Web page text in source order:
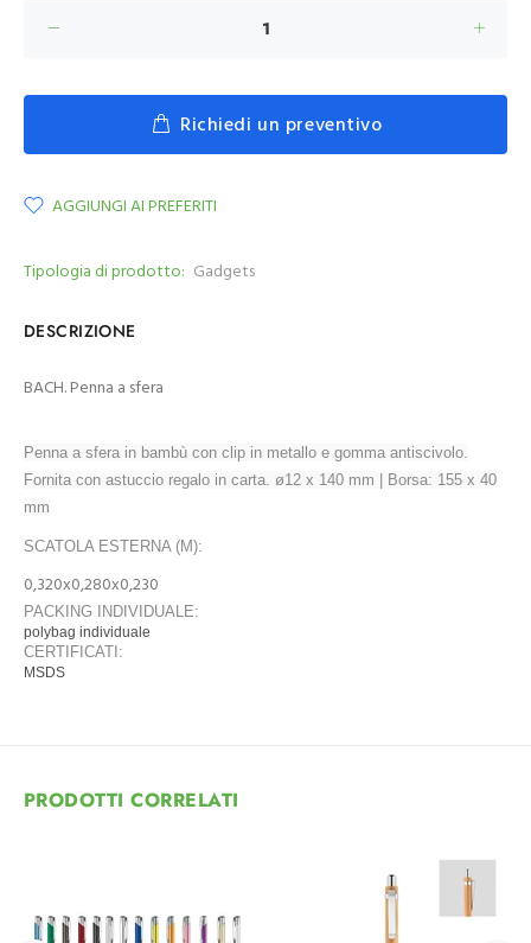
Richiedi un preventivo
AGGIUNGI AI PREFERITI
Tipologia di prodotto: Gadgets
DESCRIZIONE
BACH. Penna a sfera
Penna a sfera in bambù con clip in metallo e gomma antiscivolo.
Fornita con astuccio regalo in carta. ø12 x 140 mm | Borsa: 155 x 40
mm
SCATOLA ESTERNA (M):
0,320x0,280x0,230
PACKING INDIVIDUALE:
polybag individuale
CERTIFICATI:
MSDS
PRODOTTI CORRELATI